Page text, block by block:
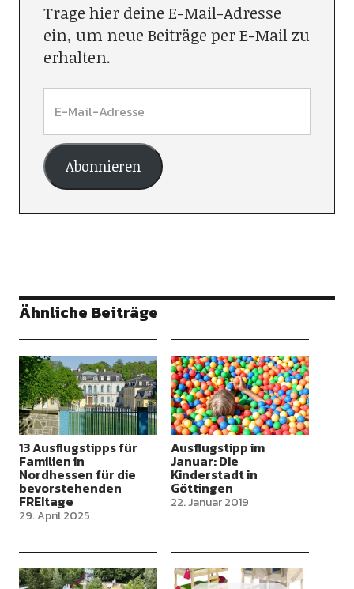
Trage hier deine E-Mail-Adresse
ein, um neue Beiträge per E-Mail zu
erhalten.
Abonnieren
Ähnliche Beiträge
13 Ausflugstipps für
Familien in
Nordhessen für die
bevorstehenden
FREItage
29. April 2025
Ausflugstipp im
Januar: Die
Kinderstadt in
Göttingen
22. Januar 2019